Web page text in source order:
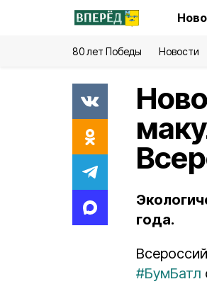
80 лет Победы Новости
года.
#БумБатл